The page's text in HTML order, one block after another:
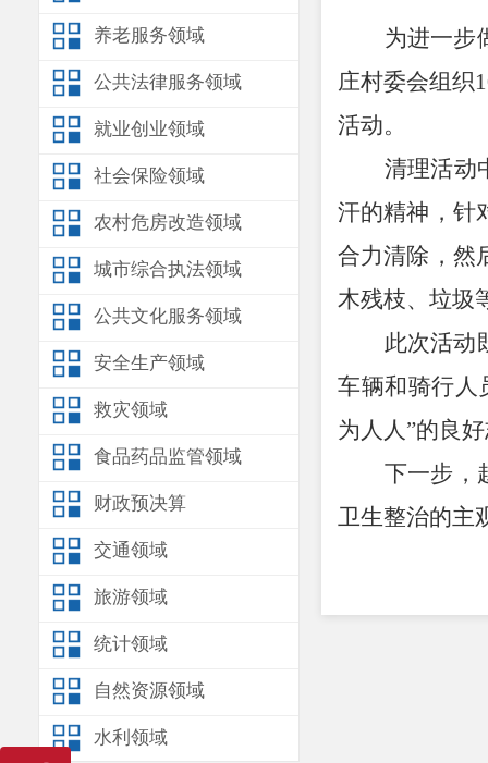
养老服务领域
公共法律服务领域
就业创业领域
社会保险领域
农村危房改造领域
城市综合执法领域
公共文化服务领域
安全生产领域
救灾领域
食品药品监管领域
财政预决算
交通领域
旅游领域
统计领域
自然资源领域
水利领域
为进一步
庄村委会组织
活动。
清理活动
汗的精神，针
合力清除，然
木残枝、垃圾
此次活动
车辆和骑行人
为人人”的良
下一步，
卫生整治的主